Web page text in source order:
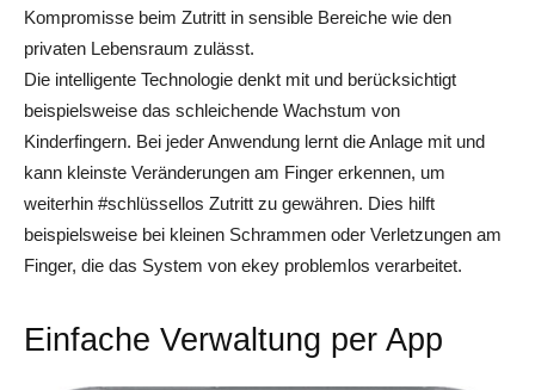
Kompromisse beim Zutritt in sensible Bereiche wie den
privaten Lebensraum zulässt.
Die intelligente Technologie denkt mit und berücksichtigt
beispielsweise das schleichende Wachstum von
Kinderfingern. Bei jeder Anwendung lernt die Anlage mit und
kann kleinste Veränderungen am Finger erkennen, um
weiterhin #schlüssellos Zutritt zu gewähren. Dies hilft
beispielsweise bei kleinen Schrammen oder Verletzungen am
Finger, die das System von ekey problemlos verarbeitet.
Einfache Verwaltung per App